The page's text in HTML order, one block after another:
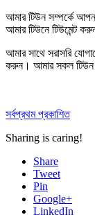
আমার টিউন সম্পর্কে
আমার টিউনেটিউমেন্ট
আমার সাথে সরাসরি
করুন। আমার সকল টিউন
সর্বপ্রথম প্রকাশিত
Sharing is caring!
Share
Tweet
Pin
Google+
LinkedIn